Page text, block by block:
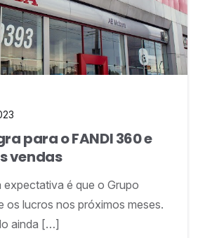
para o FANDI 360 e
vendas
expectativa é que o Grupo
os lucros nos próximos meses.
ainda […]